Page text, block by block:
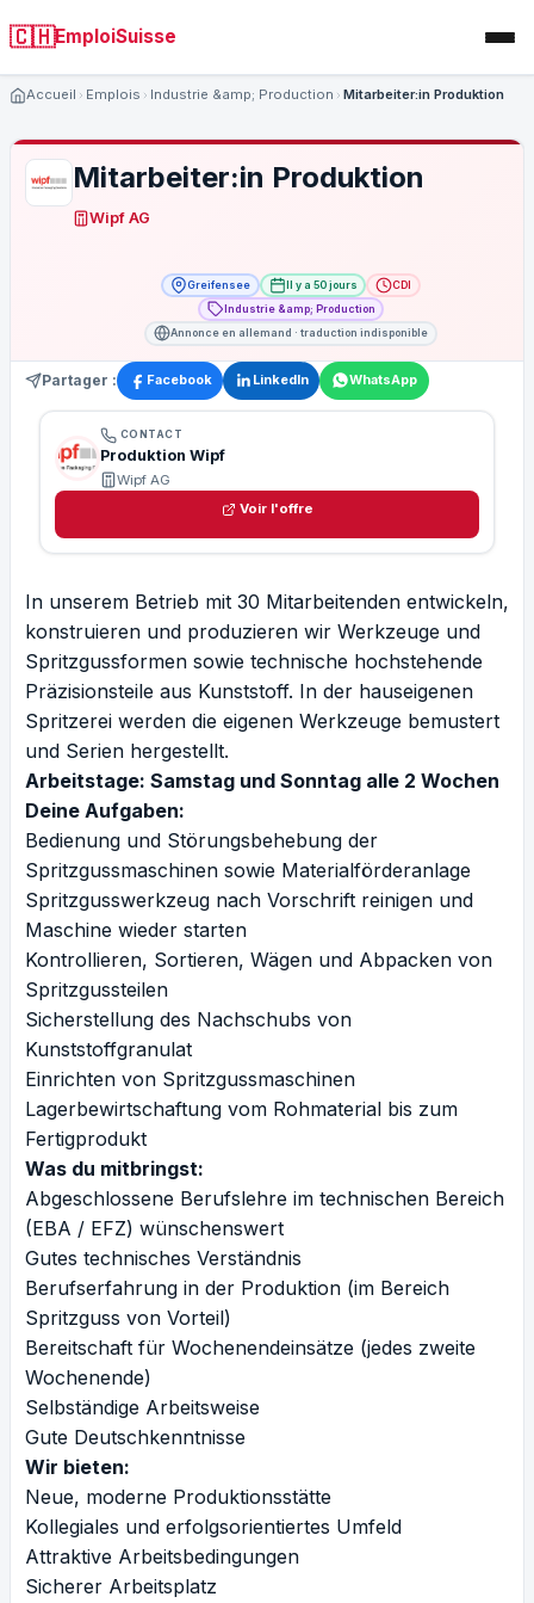
🇨🇭EmploiSuisse
Accueil Emplois Industrie &amp; Production Mitarbeiter:in Produktion
Mitarbeiter:in Produktion
Wipf AG
Greifensee Il y a 50 jours
CDI
Industrie &amp; Production
Annonce en allemand · traduction indisponible
Partager : Facebook LinkedIn WhatsApp
CONTACT
Produktion Wipf
Wipf AG
Voir l'offre
In unserem Betrieb mit 30 Mitarbeitenden entwickeln,
konstruieren und produzieren wir Werkzeuge und
Spritzgussformen sowie technische hochstehende
Präzisionsteile aus Kunststoff. In der hauseigenen
Spritzerei werden die eigenen Werkzeuge bemustert
und Serien hergestellt.
Arbeitstage: Samstag und Sonntag alle 2 Wochen
Deine Aufgaben:
Bedienung und Störungsbehebung der
Spritzgussmaschinen sowie Materialförderanlage
Spritzgusswerkzeug nach Vorschrift reinigen und
Maschine wieder starten
Kontrollieren, Sortieren, Wägen und Abpacken von
Spritzgussteilen
Sicherstellung des Nachschubs von
Kunststoffgranulat
Einrichten von Spritzgussmaschinen
Lagerbewirtschaftung vom Rohmaterial bis zum
Fertigprodukt
Was du mitbringst:
Abgeschlossene Berufslehre im technischen Bereich
(EBA / EFZ) wünschenswert
Gutes technisches Verständnis
Berufserfahrung in der Produktion (im Bereich
Spritzguss von Vorteil)
Bereitschaft für Wochenendeinsätze (jedes zweite
Wochenende)
Selbständige Arbeitsweise
Gute Deutschkenntnisse
Wir bieten:
Neue, moderne Produktionsstätte
Kollegiales und erfolgsorientiertes Umfeld
Attraktive Arbeitsbedingungen
Sicherer Arbeitsplatz